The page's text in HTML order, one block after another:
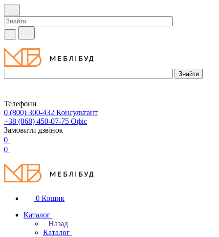
Телефони
0 (800) 300-432 Консультант
+38 (068) 450-07-75 Офіс
Замовити дзвінок
0
0
0 Кошик
Каталог
Назад
Каталог